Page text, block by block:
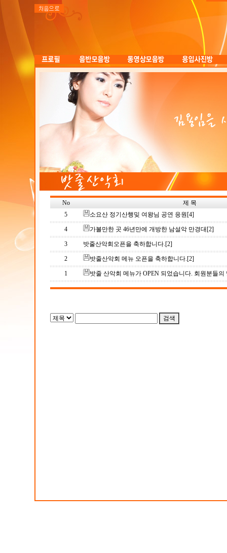
No
제 목
5
소요산 정기산행밎 여왕님 공연 응원 [4]
4 가볼만한 곳 46년만에 개방한 남설악 만경대 [2]
3 밧줄산악회오픈을 축하합니다.[2]
2 밧줄산악회 메뉴 오픈을 축하합니다.[2]
1 밧줄 산악회 메뉴가 OPEN 되었습니다. 회원분들의